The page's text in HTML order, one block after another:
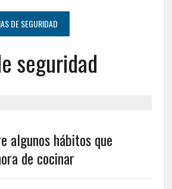
DE SEGURIDAD
seguridad
algunos hábitos que
de cocinar